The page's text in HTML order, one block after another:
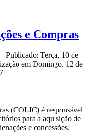
e Compras
| Publicado: Terça, 10 de
em Domingo, 12 de
(COLIC) é responsável
para a aquisição de
e concessões.